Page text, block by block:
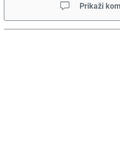
Prikaži